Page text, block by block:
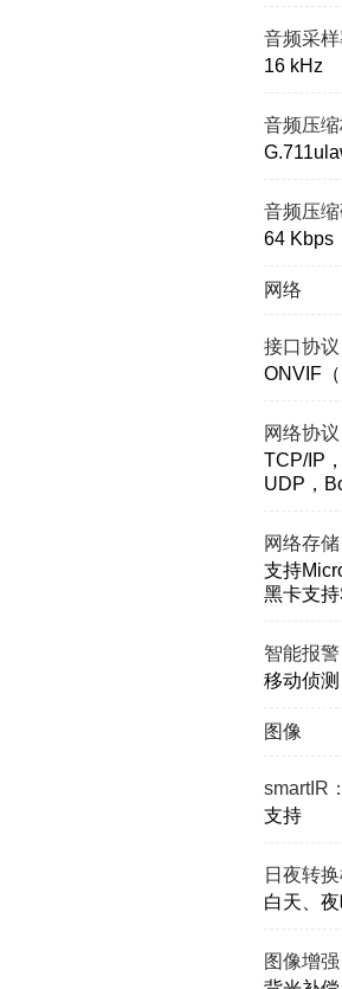
音频采
16 kHz
音频压
音频压
64 Kbps
网络
接口协
ONVIF
网络协
TCP/IP
UDP，
网络存
支持
黑卡支
智能报
移动侦
图像
smartIR
支持
日夜转
白天、
图像增